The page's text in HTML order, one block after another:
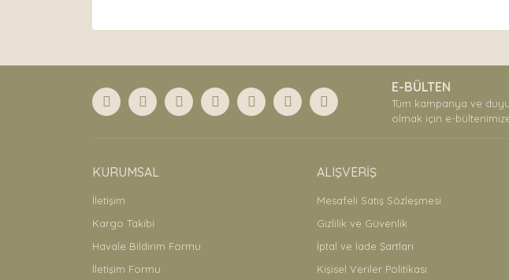
Ürün açıklamasında eksik bilgiler bulunuyor.
Bu ürüne benzer farklı alternatifler olmalı.
E-BÜLTEN
Tüm kampanya ve
olmak için e-
KURUMSAL
İletişim
Kargo Takibi
Havale Bildirim Formu
İletişim Formu
ALIŞVERİŞ
Mesafeli Satış Sözleşmesi
Gizlilik ve Güvenlik
İptal ve İade Şartları
Kişisel Veriler Politikası